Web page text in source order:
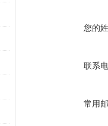
您的
联系
常用